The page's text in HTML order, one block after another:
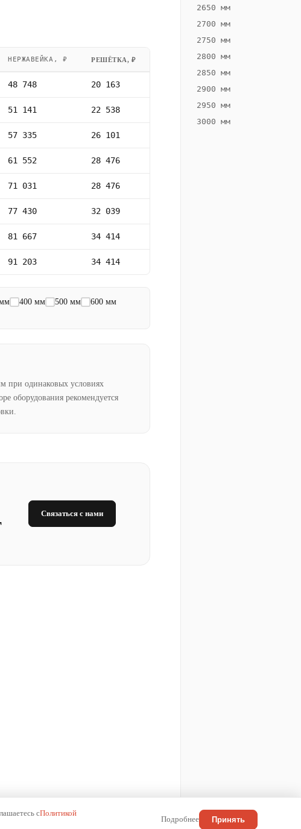
НЕРЖАВЕЙКА, ₽ РЕШЁТКА, ₽
48 748 20 163
51 141 22 538
57 335 26 101
61 552 28 476
71 031 28 476
77 430 32 039
81 667 34 414
91 203 34 414
400 мм 500 мм 600 мм
при одинаковых условиях
оборудования рекомендуется
Связаться с нами
2650 мм
2700 мм
2750 мм
2800 мм
2850 мм
2900 мм
2950 мм
3000 мм
сПолитикой
Подробнее Принять